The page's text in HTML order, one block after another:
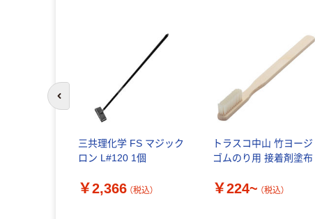
三共理化学 FS マジック
ロン L#120 1個
￥2,366 （税込）
トラスコ中山 竹ヨージ
ゴムのり用 接着剤塗布
￥224~ （税込）
前のスライドへ